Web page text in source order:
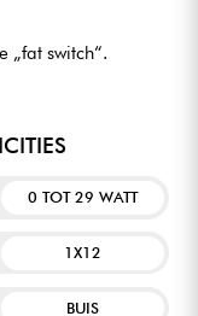
„fat switch“.
0 TOT 29 WATT
1X12
BUIS